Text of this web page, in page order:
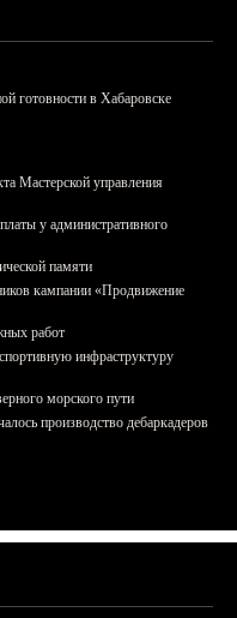
готовности в Хабаровске
Мастерской управления
у административного
памяти
кампании «Продвижение
работ
инфраструктуру
морского пути
производство дебаркадеров